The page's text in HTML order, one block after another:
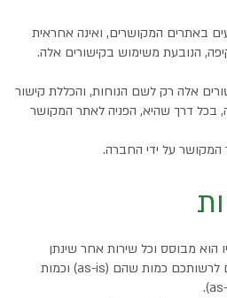
באתרים המקושרים, ואינה אחראית
הנובעת משימוש בקישורים אלה.
אלה רק לשם הנוחות, והכללת קישור
בכל דרך שהיא, הפניה לאתר המקושר
על ידי החברה.
הוא מבוסס וכל שירות אחר שינתן
באמצעותו, כולם עומדים לרשותכם כמות שהם (as-is) וכמות